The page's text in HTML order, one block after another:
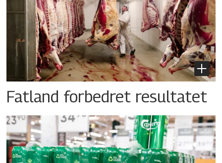
Fatland forbedret resultatet